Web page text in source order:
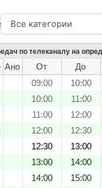
по телеканалу на
Анонс От До
09:00
10:00
10:00
11:00
11:00
12:00
12:00
12:30
12:30
13:00
13:00
14:00
14:00
15:00